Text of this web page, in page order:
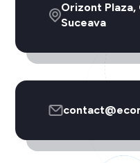
Orizont Plaza,
Suceava